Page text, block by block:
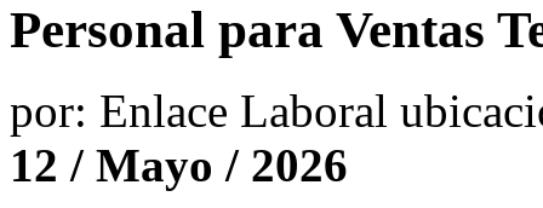
Personal para Ventas
por: Enlace Laboral
12 / Mayo / 2026